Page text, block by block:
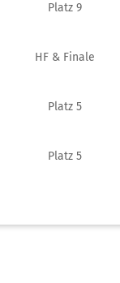
Platz 9
HF & Finale
Platz 5
Platz 5